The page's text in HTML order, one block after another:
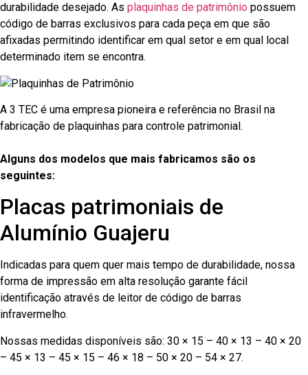
durabilidade desejado. As plaquinhas de patrimônio possuem
código de barras exclusivos para cada peça em que são
afixadas permitindo identificar em qual setor e em qual local
determinado item se encontra.
A 3 TEC é uma empresa pioneira e referência no Brasil na
fabricação de plaquinhas para controle patrimonial.
Alguns dos modelos que mais fabricamos são os
seguintes:
Placas patrimoniais de
Alumínio Guajeru
Indicadas para quem quer mais tempo de durabilidade, nossa
forma de impressão em alta resolução garante fácil
identificação através de leitor de código de barras
infravermelho.
Nossas medidas disponíveis são: 30 × 15 – 40 × 13 – 40 × 20
– 45 × 13 – 45 × 15 – 46 × 18 – 50 × 20 – 54 × 27.